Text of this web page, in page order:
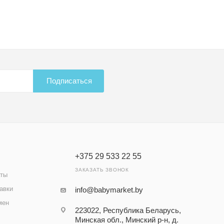
Подписаться
+375 29 533 22 55
ЗАКАЗАТЬ ЗВОНОК
info@babymarket.by
223022, Республика Беларусь,
Минская обл., Минский р-н, д.